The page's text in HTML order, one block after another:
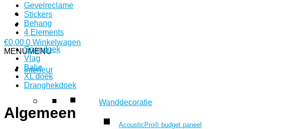
€0,00 0 Winkelwagen
MENUMENU
Interieur
Wanddecoratie
AcousticPro® budget paneel
Gevelreclame
Stickers
Behang
4 Elements
Spandoek
Vlag
Balie
XL doek
Dranghekdoek
Algemeen